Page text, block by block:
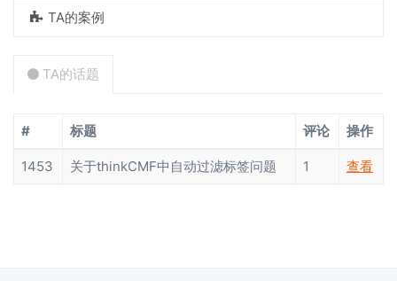
TA的案例
TA的话题
# 标题 评论 操作
1453 关于thinkCMF中自动过滤标签问题 1 查看